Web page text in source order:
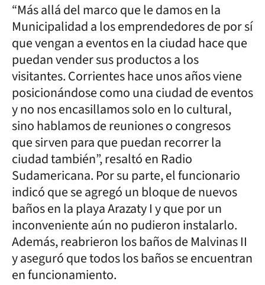
“Más allá del marco que le damos en la
Municipalidad a los emprendedores de por sí
que vengan a eventos en la ciudad hace que
puedan vender sus productos a los
visitantes. Corrientes hace unos años viene
posicionándose como una ciudad de eventos
y no nos encasillamos solo en lo cultural,
sino hablamos de reuniones o congresos
que sirven para que puedan recorrer la
ciudad también”, resaltó en Radio
Sudamericana. Por su parte, el funcionario
indicó que se agregó un bloque de nuevos
baños en la playa Arazaty I y que por un
inconveniente aún no pudieron instalarlo.
Además, reabrieron los baños de Malvinas II
y aseguró que todos los baños se encuentran
en funcionamiento.